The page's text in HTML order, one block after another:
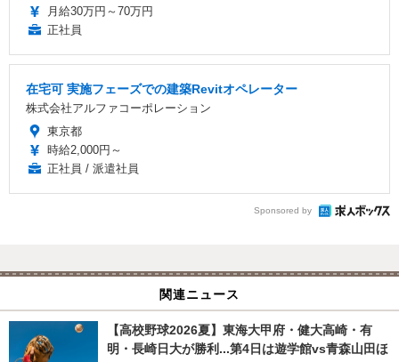
月給30万円～70万円
正社員
在宅可 実施フェーズでの建築Revitオペレーター
株式会社アルファコーポレーション
東京都
時給2,000円～
正社員 / 派遣社員
Sponsored by
関連ニュース
【高校野球2026夏】東海大甲府・健大高崎・有
明・長崎日大が勝利...第4日は遊学館vs青森山田ほ